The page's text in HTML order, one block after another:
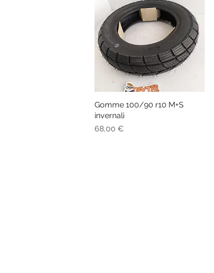
Vista rapida
Gomme 100/90 r10 M+S
invernali
Prezzo
68,00 €